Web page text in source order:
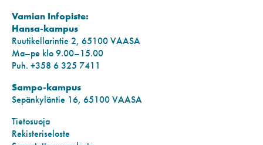
Vamian Infopiste:
Hansa-kampus
Ruutikellarintie 2, 65100 VAASA
Ma–pe klo 9.00–15.00
Puh. +358 6 325 7411
Sampo-kampus
Sepänkyläntie 16, 65100 VAASA
Tietosuoja
Rekisteriseloste